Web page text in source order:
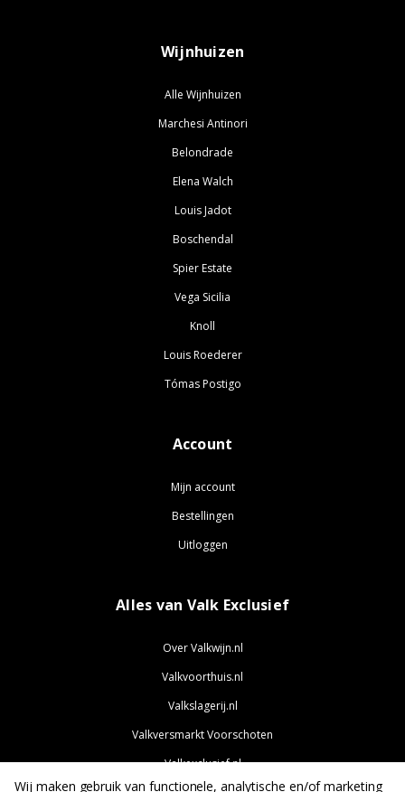
Wijnhuizen
Alle Wijnhuizen
Marchesi Antinori
Belondrade
Elena Walch
Louis Jadot
Boschendal
Spier Estate
Vega Sicilia
Knoll
Louis Roederer
Tómas Postigo
Account
Mijn account
Bestellingen
Uitloggen
Alles van Valk Exclusief
Over Valkwijn.nl
Valkvoorthuis.nl
Valkslagerij.nl
Valkversmarkt Voorschoten
Valkexclusief.nl
Wij maken gebruik van functionele, analytische en/of marketing